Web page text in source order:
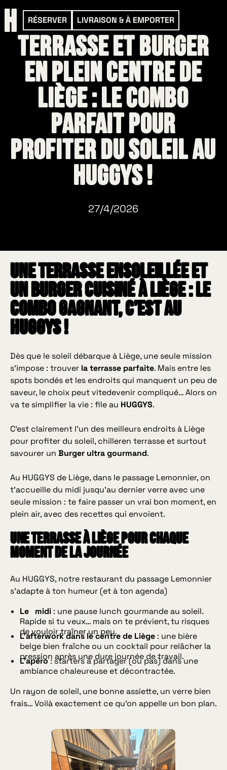
RÉSERVER LIVRAISON & À EMPORTER
Terrasse et Burger
en plein centre de
Liège : le combo
parfait pour
profiter du soleil au
HUGGYS !
27/4/2026
Une terrasse ensoleillée et
un Burger cuisiné à Liège : le
combo gagnant, c’est au
HUGGYS !
Dès que le soleil débarque à Liège, une seule mission
s’impose : trouver la terrasse parfaite. Mais entre les
spots bondés et les endroits qui manquent un peu de
saveur, le choix peut vitedevenir compliqué… Alors on
va te simplifier la vie : file au HUGGYS.
C’est clairement l’un des meilleurs endroits à Liège
pour profiter du soleil, chilleren terrasse et surtout
savourer un Burger ultra gourmand.
Au HUGGYS de Liège, dans le passage Lemonnier, on
t’accueille du midi jusqu’au dernier verre avec une
seule mission : te faire passer un vrai bon moment, en
plein air, avec des recettes qui envoient.
Une terrasse à Liège pour chaque
moment de la journée
Au HUGGYS, notre restaurant du passage Lemonnier
s’adapte à ton humeur (et à ton agenda)
Le midi: une pause lunch gourmande au soleil.
Rapide si tu veux… mais on te prévient, tu risques
de vouloir traîner un peu.
L’afterwork dans le centre de Liège: une bière
belge bien fraîche ou un cocktail pour relâcher la
pression après une dure journée de travail.
L’apéro: starters à partager (ou pas) dans une
ambiance chaleureuse et décontractée.
Un rayon de soleil, une bonne assiette, un verre bien
frais… Voilà exactement ce qu’on appelle un bon plan.